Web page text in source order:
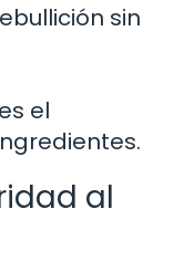
sin
el
al